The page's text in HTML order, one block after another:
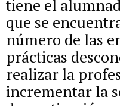
tiene el
que se
número de las
prácticas
realizar la
incrementar la